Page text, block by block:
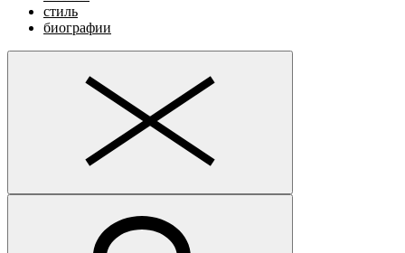
стиль
биографии